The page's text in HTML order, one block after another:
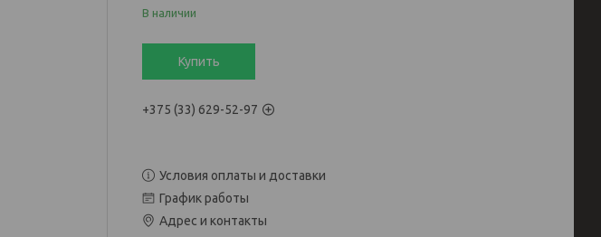
В наличии
Купить
+375 (33) 629-52-97
Условия оплаты и доставки
График работы
Адрес и контакты